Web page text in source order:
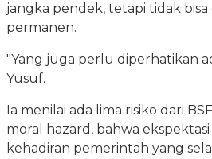
jangka pendek, tetapi tidak bisa
permanen.
"Yang juga perlu diperhatikan
Yusuf.
Ia menilai ada lima risiko dari
moral hazard, bahwa
kehadiran pemerintah yang